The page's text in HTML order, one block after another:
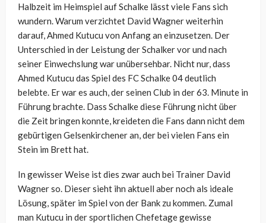
Halbzeit im Heimspiel auf Schalke lässt viele Fans sich
wundern. Warum verzichtet David Wagner weiterhin
darauf, Ahmed Kutucu von Anfang an einzusetzen. Der
Unterschied in der Leistung der Schalker vor und nach
seiner Einwechslung war unübersehbar. Nicht nur, dass
Ahmed Kutucu das Spiel des FC Schalke 04 deutlich
belebte. Er war es auch, der seinen Club in der 63. Minute in
Führung brachte. Dass Schalke diese Führung nicht über
die Zeit bringen konnte, kreideten die Fans dann nicht dem
gebürtigen Gelsenkirchener an, der bei vielen Fans ein
Stein im Brett hat.
In gewisser Weise ist dies zwar auch bei Trainer David
Wagner so. Dieser sieht ihn aktuell aber noch als ideale
Lösung, später im Spiel von der Bank zu kommen. Zumal
man Kutucu in der sportlichen Chefetage gewisse